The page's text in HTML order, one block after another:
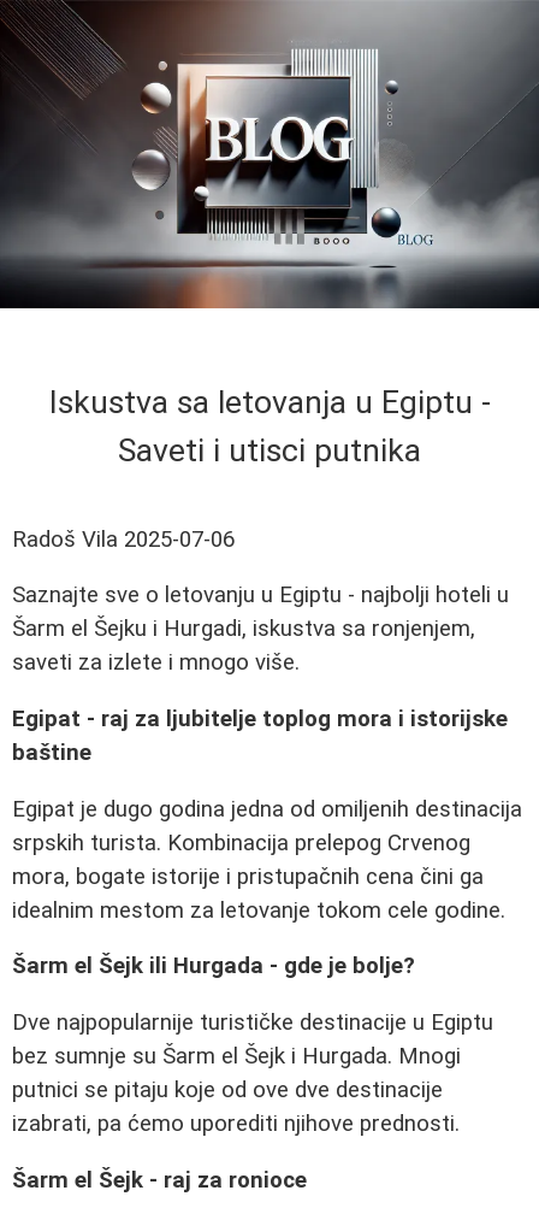
Iskustva sa letovanja u Egiptu -
Saveti i utisci putnika
Radoš Vila 2025-07-06
Saznajte sve o letovanju u Egiptu - najbolji hoteli u
Šarm el Šejku i Hurgadi, iskustva sa ronjenjem,
saveti za izlete i mnogo više.
Egipat - raj za ljubitelje toplog mora i istorijske
baštine
Egipat je dugo godina jedna od omiljenih destinacija
srpskih turista. Kombinacija prelepog Crvenog
mora, bogate istorije i pristupačnih cena čini ga
idealnim mestom za letovanje tokom cele godine.
Šarm el Šejk ili Hurgada - gde je bolje?
Dve najpopularnije turističke destinacije u Egiptu
bez sumnje su Šarm el Šejk i Hurgada. Mnogi
putnici se pitaju koje od ove dve destinacije
izabrati, pa ćemo uporediti njihove prednosti.
Šarm el Šejk - raj za ronioce